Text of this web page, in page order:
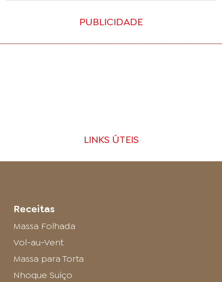
PUBLICIDADE
LINKS ÚTEIS
Receitas
Massa Folhada
Vol-au-Vent
Massa para Torta
Nhoque Suíço